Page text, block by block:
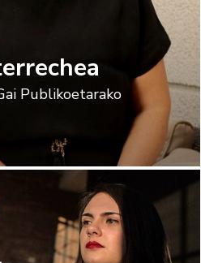
Publikoetarako